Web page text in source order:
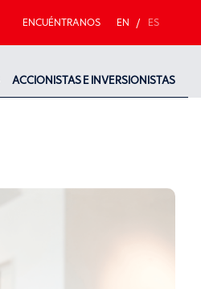
ENCUÉNTRANOS EN / ES
ACCIONISTAS E INVERSIONISTAS